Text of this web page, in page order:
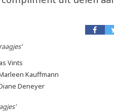
Vints
Kauffmann
Deneyer